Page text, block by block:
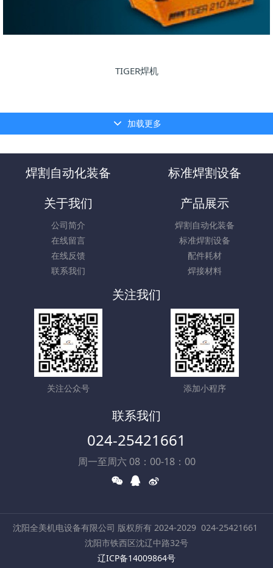
TIGER焊机
加载更多
焊割自动化装备
标准焊割设备
关于我们
公司简介
在线留言
在线反馈
联系我们
产品展示
焊割自动化装备
标准焊割设备
配件耗材
焊接材料
关注我们
关注公众号 添加小程序
联系我们
024-25421661
周一至周六 08：00-18：00
沈阳全美机电设备有限公司 版权所有 2024-2029 024-25421661
沈阳市铁西区沈辽中路32号
辽ICP备14009864号